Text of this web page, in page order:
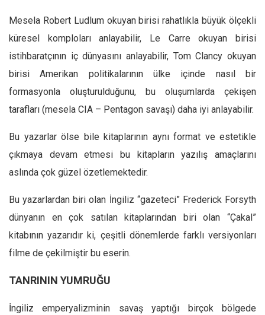
Bu Sayı
Tüm Sayılar
Kategoriler
7 soruda bu hafta
Ekonomi
Spor
Manzara
Sağlık
Gıda-Beslenme
Hayat
Türkiye
Mesela Robert Ludlum okuyan birisi rahatlıkla büyük ölçekli
küresel komploları anlayabilir, Le Carre okuyan birisi
istihbaratçının iç dünyasını anlayabilir, Tom Clancy okuyan
birisi Amerikan politikalarının ülke içinde nasıl bir
formasyonla oluşturulduğunu, bu oluşumlarda çekişen
tarafları (mesela CIA – Pentagon savaşı) daha iyi anlayabilir.
Bu yazarlar ölse bile kitaplarının aynı format ve estetikle
çıkmaya devam etmesi bu kitapların yazılış amaçlarını
aslında çok güzel özetlemektedir.
Bu yazarlardan biri olan İngiliz “gazeteci” Frederick Forsyth
dünyanın en çok satılan kitaplarından biri olan “Çakal”
kitabının yazarıdır ki, çeşitli dönemlerde farklı versiyonları
filme de çekilmiştir bu eserin.
TANRININ YUMRUĞU
İngiliz emperyalizminin savaş yaptığı birçok bölgede